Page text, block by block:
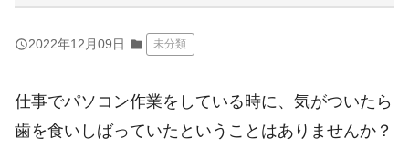
query_builder2022年12月09日 folder 未分類
仕事でパソコン作業をしている時に、気がついたら
歯を食いしばっていたということはありませんか？